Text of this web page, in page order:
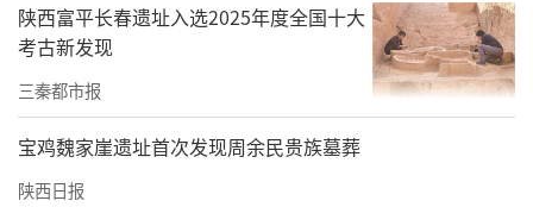
陕西富平长春遗址入选2025年度全国十大
考古新发现
三秦都市报
宝鸡魏家崖遗址首次发现周余民贵族墓葬
陕西日报